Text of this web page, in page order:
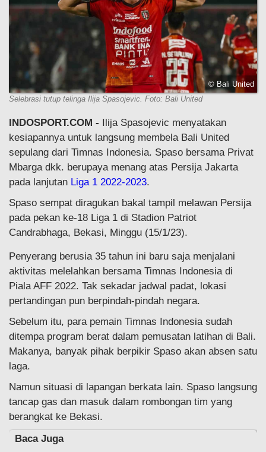
© Bali United
Selebrasi tutup telinga Ilija Spasojevic. Foto: Bali United
INDOSPORT.COM - Ilija Spasojevic menyatakan
kesiapannya untuk langsung membela Bali United
sepulang dari Timnas Indonesia. Spaso bersama Privat
Mbarga dkk. berupaya menang atas Persija Jakarta
pada lanjutan Liga 1 2022-2023.
Spaso sempat diragukan bakal tampil melawan Persija
pada pekan ke-18 Liga 1 di Stadion Patriot
Candrabhaga, Bekasi, Minggu (15/1/23).
Penyerang berusia 35 tahun ini baru saja menjalani
aktivitas melelahkan bersama Timnas Indonesia di
Piala AFF 2022. Tak sekadar jadwal padat, lokasi
pertandingan pun berpindah-pindah negara.
Sebelum itu, para pemain Timnas Indonesia sudah
ditempa program berat dalam pemusatan latihan di Bali.
Makanya, banyak pihak berpikir Spaso akan absen satu
laga.
Namun situasi di lapangan berkata lain. Spaso langsung
tancap gas dan masuk dalam rombongan tim yang
berangkat ke Bekasi.
Baca Juga